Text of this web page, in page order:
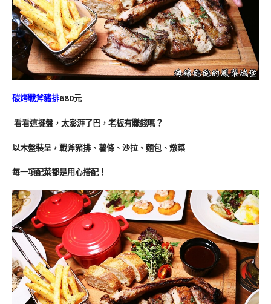
碳烤戰斧豬排680元
看看這擺盤，太澎湃了巴，老板有賺錢嗎？
以木盤裝呈，戰斧豬排、薯條、沙拉、麵包、燉菜
每一項配菜都是用心搭配！